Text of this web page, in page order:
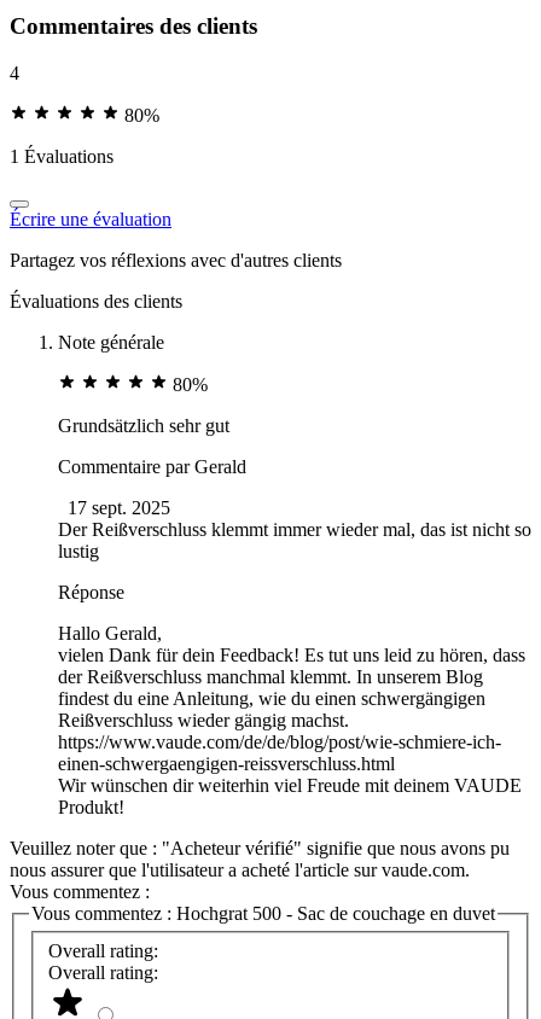
Commentaires des clients
4
80%
1 Évaluations
Écrire une évaluation
Partagez vos réflexions avec d'autres clients
Évaluations des clients
Note générale
80%
Grundsätzlich sehr gut
Commentaire parGerald
17 sept. 2025
Der Reißverschluss klemmt immer wieder mal, das ist nicht so
lustig
Réponse
Hallo Gerald,
vielen Dank für dein Feedback! Es tut uns leid zu hören, dass
der Reißverschluss manchmal klemmt. In unserem Blog
findest du eine Anleitung, wie du einen schwergängigen
Reißverschluss wieder gängig machst.
https://www.vaude.com/de/de/blog/post/wie-schmiere-ich-
einen-schwergaengigen-reissverschluss.html
Wir wünschen dir weiterhin viel Freude mit deinem VAUDE
Produkt!
Veuillez noter que : "Acheteur vérifié" signifie que nous avons pu
nous assurer que l'utilisateur a acheté l'article sur vaude.com.
Vous commentez :
Vous commentez : Hochgrat 500 - Sac de couchage en duvet
Overall rating:
Overall rating: